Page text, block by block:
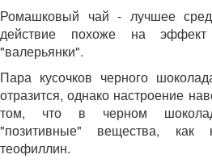
Ромашковый чай - лучшее
действие похоже на
"валерьянки".
Пара кусочков черного
отразится, однако настроение
том, что в черном
"позитивные" вещества,
теофиллин.